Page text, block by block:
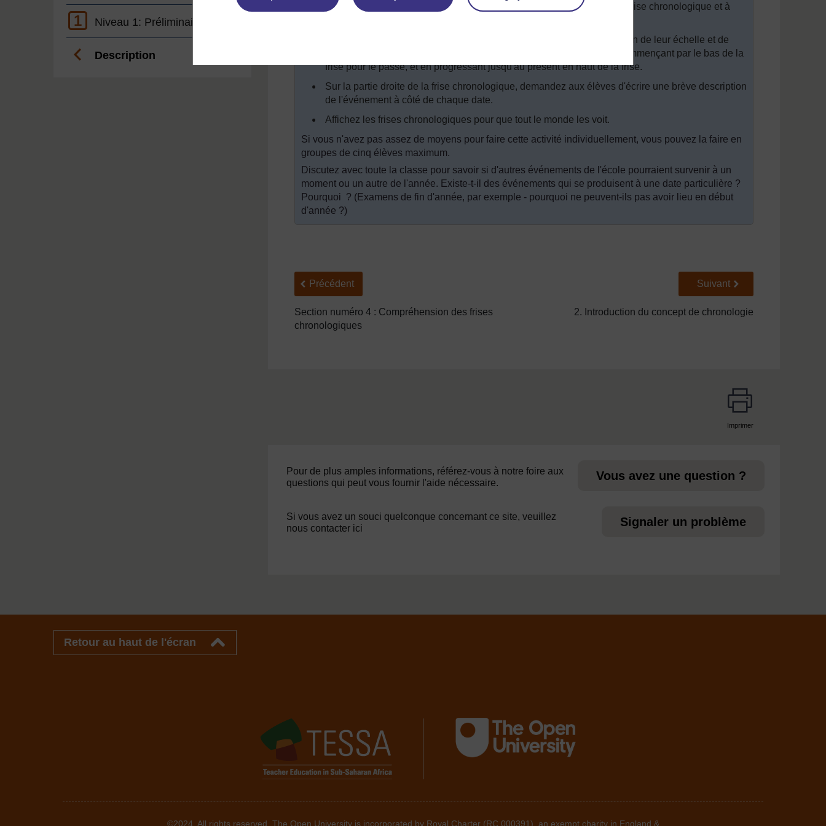
1 Niveau 1: Préliminaire
Description
Aidez les élèves à décider de la grandeur qu'ils veulent donner à leur frise chronologique et à
Demandez aux élèves de repérer correctement chaque mois en fonction de leur échelle et de
noter les dates des événements sur la partie gauche de la frise - en commençant par le bas de la
frise pour le passé, et en progressant jusqu'au présent en haut de la frise.
Sur la partie droite de la frise chronologique, demandez aux élèves d'écrire une brève description
de l'événement à côté de chaque date.
Affichez les frises chronologiques pour que tout le monde les voit.
Si vous n'avez pas assez de moyens pour faire cette activité individuellement, vous pouvez la faire en
groupes de cinq élèves maximum.
Discutez avec toute la classe pour savoir si d'autres événements de l'école pourraient survenir à un
moment ou un autre de l'année. Existe-t-il des événements qui se produisent à une date particulière ?
Pourquoi ? (Examens de fin d'année, par exemple - pourquoi ne peuvent-ils pas avoir lieu en début
d'année ?)
Précédent
Précédent
Section numéro 4 : Compréhension des frises
chronologiques
Suivant
Suivant
2. Introduction du concept de chronologie
Imprimer
Pour de plus amples informations, référez-vous à notre foire aux
questions qui peut vous fournir l'aide nécessaire.
Vous avez une question ?
Si vous avez un souci quelconque concernant ce site, veuillez
nous contacter ici
Signaler un problème
Retour au haut de l'écran
©2024. All rights reserved. The Open University is incorporated by Royal Charter (RC 000391), an exempt charity in England &